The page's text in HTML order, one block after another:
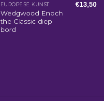
EUROPESE KUNST
Wedgwood Enoch
the Classic diep
bord
€13,50